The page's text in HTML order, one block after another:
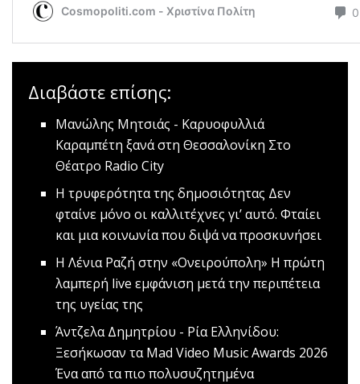
Διαβάστε επίσης:
Μανώλης Μητσιάς - Καρυοφυλλιά
Καραμπέτη ξανά στη Θεσσαλονίκη Στο
Θέατρο Radio City
Η τρυφερότητα της δημοσιότητας Δεν
φταίνε μόνο οι καλλιτέχνες γι’ αυτό. Φταίει
και μια κοινωνία που διψά να προσκυνήσει
H Λένια Ραζή στην «Ονειρούπολη» Η πρώτη
λαμπερή live εμφάνιση μετά την περιπέτεια
της υγείας της
Άντζελα Δημητρίου - Ρία Ελληνίδου:
Ξεσήκωσαν τα Mad Video Music Awards 2026
Ένα από τα πιο πολυσυζητημένα